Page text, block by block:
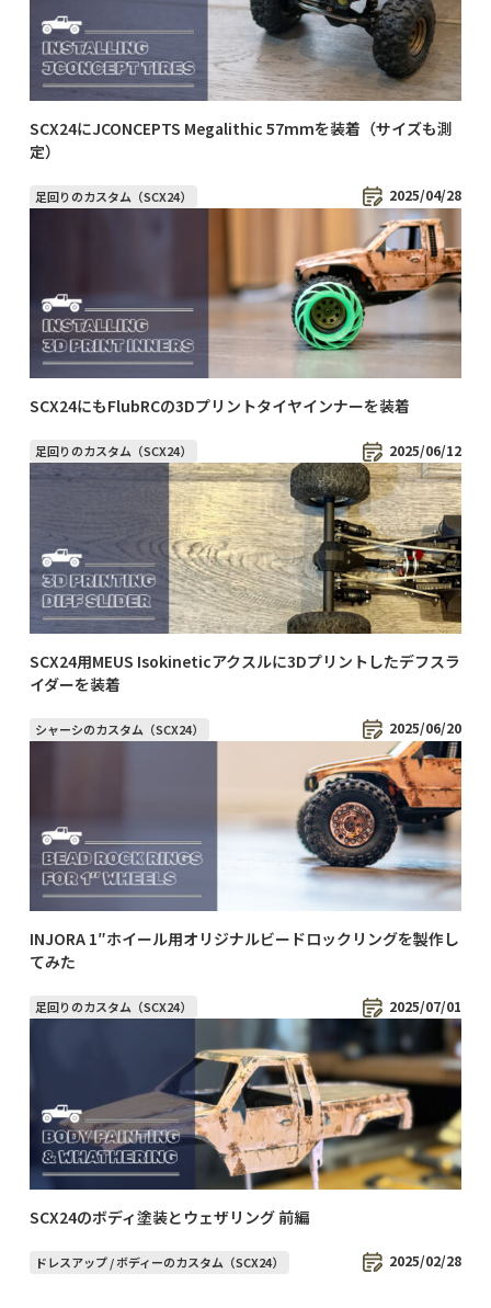
SCX24にJCONCEPTS Megalithic 57mmを装着（サイズも測
定）
足回りのカスタム（SCX24） 2025/04/28
SCX24にもFlubRCの3Dプリントタイヤインナーを装着
足回りのカスタム（SCX24） 2025/06/12
SCX24用MEUS Isokineticアクスルに3Dプリントしたデフスラ
イダーを装着
シャーシのカスタム（SCX24） 2025/06/20
INJORA 1″ホイール用オリジナルビードロックリングを製作し
てみた
足回りのカスタム（SCX24） 2025/07/01
SCX24のボディ塗装とウェザリング 前編
ドレスアップ / ボディーのカスタム（SCX24） 2025/02/28